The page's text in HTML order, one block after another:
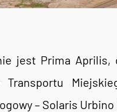
jest Prima Aprilis,
Transportu
– Solaris